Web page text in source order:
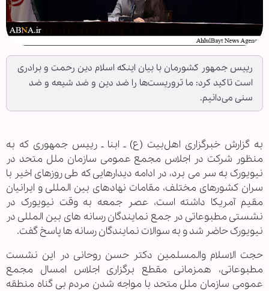
رییس جمهور کشورمان با بیان اینکه اسلام دین رحمت و برادری
است تاکید کرد: ما تروریست‌ها را ضد دین و ضد شیعه و ضد
سنی می‌دانیم.
به گزارش خبرگزاری اهل‌بیت (ع) ـ ابنا ـ رییس جمهوری که به
منظور شرکت در اجلاس مجمع عمومی سازمان ملل متحد در
نیویورک به سر می برد، در ادامه دیدارهایی که طی روزهای اخیر با
سران کشورهای مختلف، مقامات نهادهای بین المللی و ایرانیان
مقیم آمریکا داشته است، عصر جمعه به وقت نیویورک در
نشستی مطبوعاتی در جمع نمایندگان رسانه های بین المللی در
نیویورک حاضر شد و به سوالات نمایندگان رسانه ها پاسخ گفت.
حجت الاسلام والمسلمین دکتر حسن روحانی در این نشست
مطبوعاتی، همزمانی مقطع برگزاری اجلاس امسال مجمع
عمومی سازمان ملل متحد با مواجه شدن مردم بی گناه منطقه